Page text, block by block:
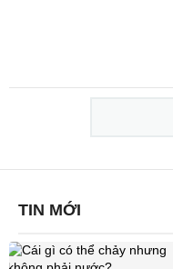
TIN MỚI